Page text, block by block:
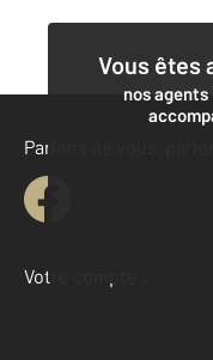
Vous êtes
nos
Parlons de vous,
Votre compte :